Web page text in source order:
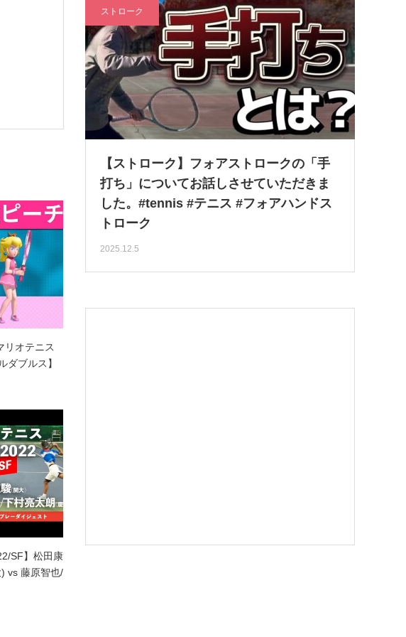
リオテニス
ダブルス】
SF】松田康
vs 藤原智也/
ストローク
【ストローク】フォアストロークの「手
打ち」についてお話しさせていただきま
した。#tennis #テニス #フォアハンドス
トローク
2025.12.5